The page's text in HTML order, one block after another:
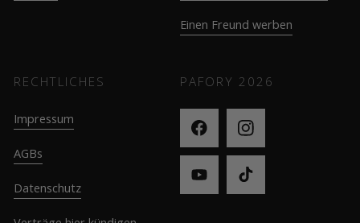
Einen Freund werben
RECHTLICHES
Impressum
AGBs
Datenschutz
PAFORY 2026